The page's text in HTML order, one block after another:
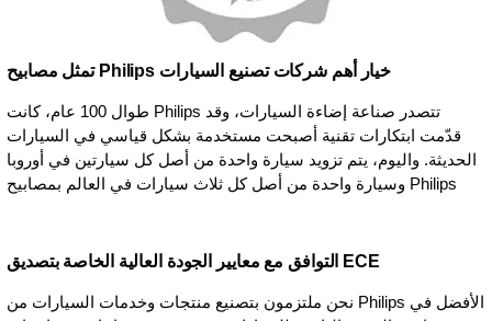
تمثل مصابيح Philips خيار أهم شركات تصنيع السيارات
طوال 100 عام، كانت Philips تتصدر صناعة إضاءة السيارات، وقد
قدّمت ابتكارات تقنية أصبحت مستخدمة بشكل قياسي في السيارات
الحديثة. واليوم، يتم تزويد سيارة واحدة من أصل كل سيارتين في أوروبا
وسيارة واحدة من أصل كل ثلاث سيارات في العالم بمصابيح Philips
التوافق مع معايير الجودة العالية الخاصة بتصديق ECE
نحن ملتزمون بتصنيع منتجات وخدمات السيارات من Philips الأفضل في